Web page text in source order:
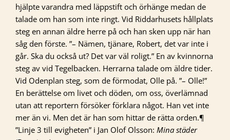
hjälpte varandra med läppstift och örhänge medan de
talade om han som inte ringt. Vid Riddarhusets hållplats
steg en annan äldre herre på och han sken upp när han
såg den förste. ”– Nämen, tjänare, Robert, det var inte i
går. Ska du också ut? Det var väl roligt.” En av kvinnorna
steg av vid Tegelbacken. Herrarna talade om äldre tider.
Vid Odenplan steg, som de förmodat, Olle på. ”– Olle!”
En berättelse om livet och döden, om oss, överlämnad
utan att reportern försöker förklara något. Han vet inte
mer än vi. Men det är han som hittar de rätta orden.¶
”Linje 3 till evigheten” i Jan Olof Olsson: Mina städer